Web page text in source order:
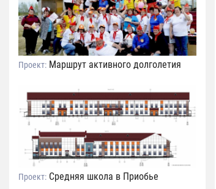
Проект: Маршрут активного долголетия
Проект: Средняя школа в Приобье